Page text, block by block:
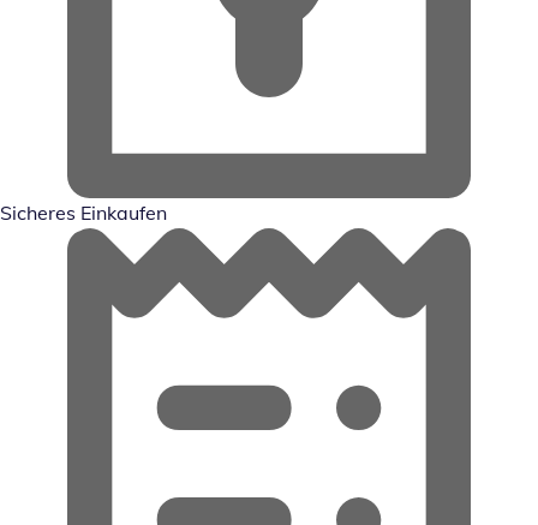
Sicheres Einkaufen